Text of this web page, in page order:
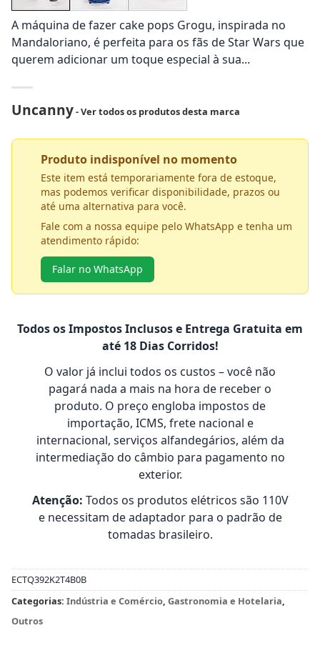
A máquina de fazer cake pops Grogu, inspirada no
Mandaloriano, é perfeita para os fãs de Star Wars que
querem adicionar um toque especial à sua...
Uncanny- Ver todos os produtos desta marca
Produto indisponível no momento
Este item está temporariamente fora de estoque,
mas podemos verificar disponibilidade, prazos ou
até uma alternativa para você.
Fale com a nossa equipe pelo WhatsApp e tenha um
atendimento rápido:
Falar no WhatsApp
Todos os Impostos Inclusos e Entrega Gratuita em
até 18 Dias Corridos!
O valor já inclui todos os custos – você não
pagará nada a mais na hora de receber o
produto. O preço engloba impostos de
importação, ICMS, frete nacional e
internacional, serviços alfandegários, além da
intermediação do câmbio para pagamento no
exterior.
Atenção: Todos os produtos elétricos são 110V
e necessitam de adaptador para o padrão de
tomadas brasileiro.
ECTQ392K2T4B0B
Categorias: Indústria e Comércio, Gastronomia e Hotelaria,
Outros